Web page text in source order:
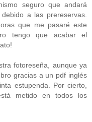
seguro que andará
a las prereservas.
que me pasaré este
tengo que acabar el
fotoreseña, aunque ya
gracias a un pdf inglés
estupenda. Por cierto,
metido en todos los